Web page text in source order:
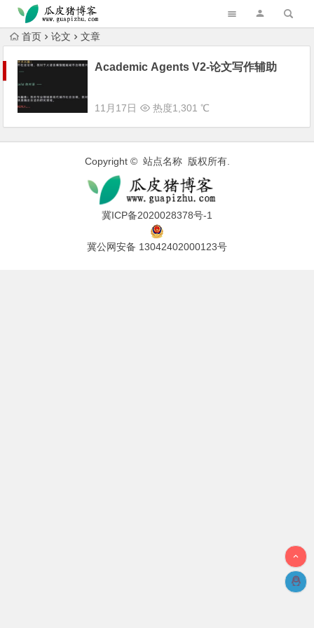
跳转到主内容
首页 论文 文章
Academic Agents V2-论文写作辅助
11月17日 热度1,301 ℃
Copyright © 站点名称 版权所有.
冀ICP备2020028378号-1
冀公网安备 13042402000123号